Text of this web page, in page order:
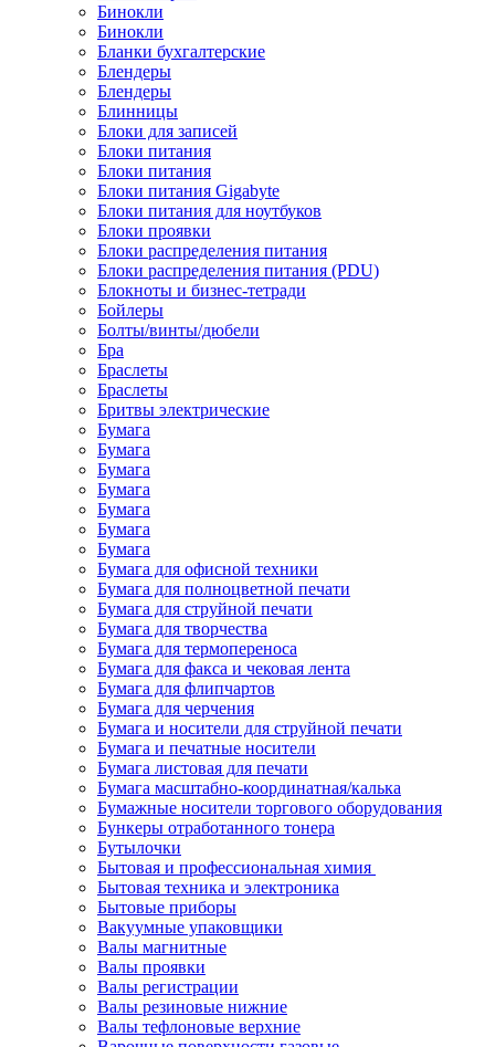
Бинокли
Бинокли
Бланки бухгалтерские
Блендеры
Блендеры
Блинницы
Блоки для записей
Блоки питания
Блоки питания
Блоки питания Gigabyte
Блоки питания для ноутбуков
Блоки проявки
Блоки распределения питания
Блоки распределения питания (PDU)
Блокноты и бизнес-тетради
Бойлеры
Болты/винты/дюбели
Бра
Браслеты
Браслеты
Бритвы электрические
Бумага
Бумага
Бумага
Бумага
Бумага
Бумага
Бумага
Бумага для офисной техники
Бумага для полноцветной печати
Бумага для струйной печати
Бумага для творчества
Бумага для термопереноса
Бумага для факса и чековая лента
Бумага для флипчартов
Бумага для черчения
Бумага и носители для струйной печати
Бумага и печатные носители
Бумага листовая для печати
Бумага масштабно-координатная/калька
Бумажные носители торгового оборудования
Бункеры отработанного тонера
Бутылочки
Бытовая и профессиональная химия
Бытовая техника и электроника
Бытовые приборы
Вакуумные упаковщики
Валы магнитные
Валы проявки
Валы регистрации
Валы резиновые нижние
Валы тефлоновые верхние